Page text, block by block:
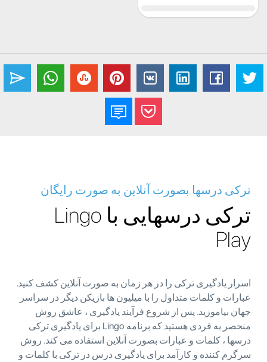
ترکی درسها بصورت آنلاین به صورت رایگان
ترکی درسهایی با Lingo
Play
اسرار یادگیری ترکی را در هر زمان به صورت آنلاین کشف کنید.
عبارات و کلمات متداول را با میلیون ها بازیکن دیگر در سراسر
جهان بیاموزید. پس از شروع فرآیند یادگیری ، عاشق روش
منحصر به فردی هستید که برنامه Lingo برای یادگیری ترکی
درسها ، کلمات و عبارات بصورت آنلاین استفاده می کند. روش
سرگرم کننده و کارآمد برای یادگیری درس در ترکی با کلمات و